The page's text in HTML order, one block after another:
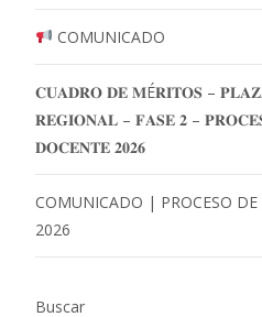
COMUNICADO
𝐂𝐔𝐀𝐃𝐑𝐎 𝐃𝐄 𝐌É𝐑𝐈𝐓𝐎𝐒 –
𝐑𝐄𝐆𝐈𝐎𝐍𝐀𝐋 – 𝐅𝐀𝐒𝐄 𝟐 –
𝐃𝐎𝐂𝐄𝐍𝐓𝐄 𝟐𝟎𝟐𝟔
COMUNICADO | PROCESO
2026
Buscar